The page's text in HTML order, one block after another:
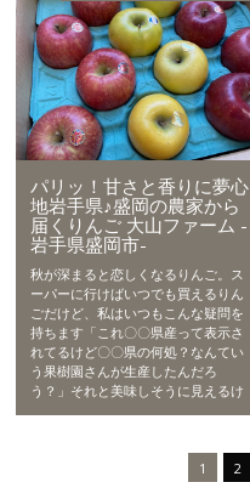
パリッ！甘さと香りに夢心
地岩手県♪盛岡の農家から
届くりんご 大山ファーム -
岩手県盛岡市-
秋が深まると恋しくなるりんご。ス
ーパーに行けばいつでも買えるりん
ごだけど、私はいつもこんな疑問を
持ちます「これ〇〇県産って表示さ
れてるけど〇〇県の何処？なんてい
う果樹園さんが生産したんだろ
う？」それと美味しそうに見えるけ
1 2